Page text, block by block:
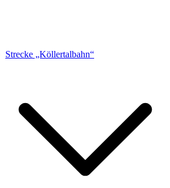
Strecke „Köllertalbahn“